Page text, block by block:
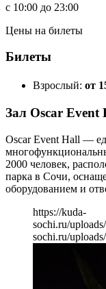
c 10:00 до 23:00
Цены на билеты
Билеты
Взрослый: от
Зал Oscar Event
Oscar Event Hall —
2000 человек,
парка в Сочи,
оборудованием и
https://kuda-
sochi.ru/
sochi.ru/